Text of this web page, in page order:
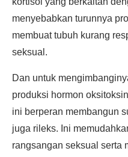
menyebabkan turunnya
membuat tubuh kurang
seksual.
Dan untuk
produksi hormon
ini berperan membangun
juga rileks. Ini
rangsangan seksual serta